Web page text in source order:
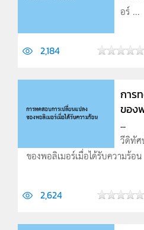
อร์ ...
2,184
การ
ของ
...
วีดิทัศ
ของพอลิเมอร์เมื่อได้รับความร้อน
2,624